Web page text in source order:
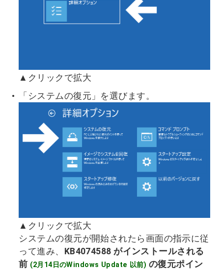
▲クリックで拡大
「システムの復元」を選びます。
▲クリックで拡大
システムの復元が開始されたら画面の指示に従
って進み、
KB4074588 がインストールされる
前 (2月14日のWindows Update 以前) の復元ポイン